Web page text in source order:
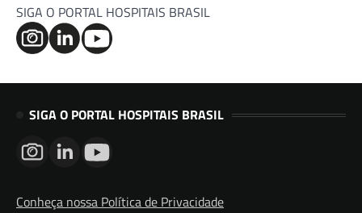
SIGA O PORTAL HOSPITAIS BRASIL
SIGA O PORTAL HOSPITAIS BRASIL
Conheça nossa Política de Privacidade